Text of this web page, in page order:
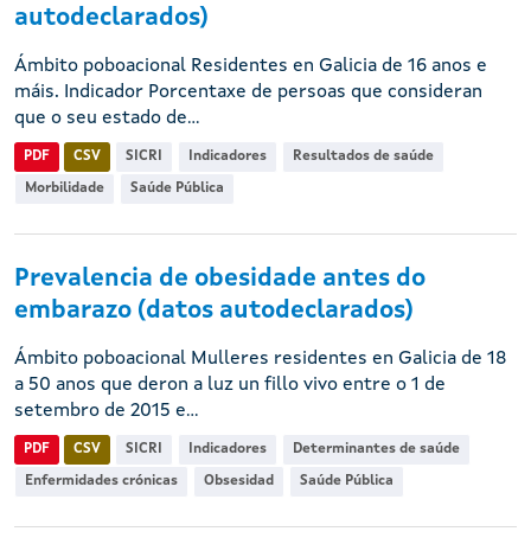
autodeclarados)
Ámbito poboacional Residentes en Galicia de 16 anos e
máis. Indicador Porcentaxe de persoas que consideran
que o seu estado de...
PDF CSV SICRI Indicadores Resultados de saúde
Morbilidade Saúde Pública
Prevalencia de obesidade antes do
embarazo (datos autodeclarados)
Ámbito poboacional Mulleres residentes en Galicia de 18
a 50 anos que deron a luz un fillo vivo entre o 1 de
setembro de 2015 e...
PDF CSV SICRI Indicadores Determinantes de saúde
Enfermidades crónicas Obsesidad Saúde Pública